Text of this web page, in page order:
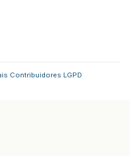
Contribuidores LGPD